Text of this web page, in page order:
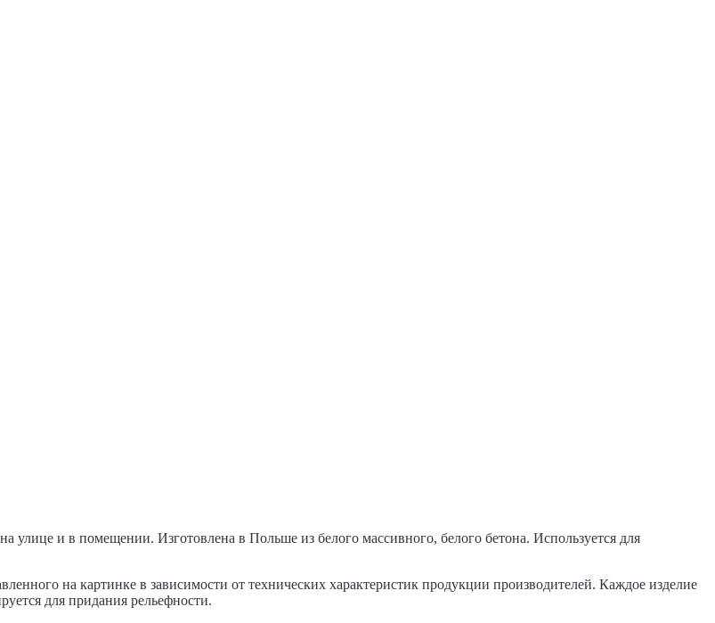
улице и в помещении. Изготовлена в Польше из белого массивного, белого бетона. Используется для
на картинке в зависимости от технических характеристик продукции производителей. Каждое изделие
для придания рельефности.